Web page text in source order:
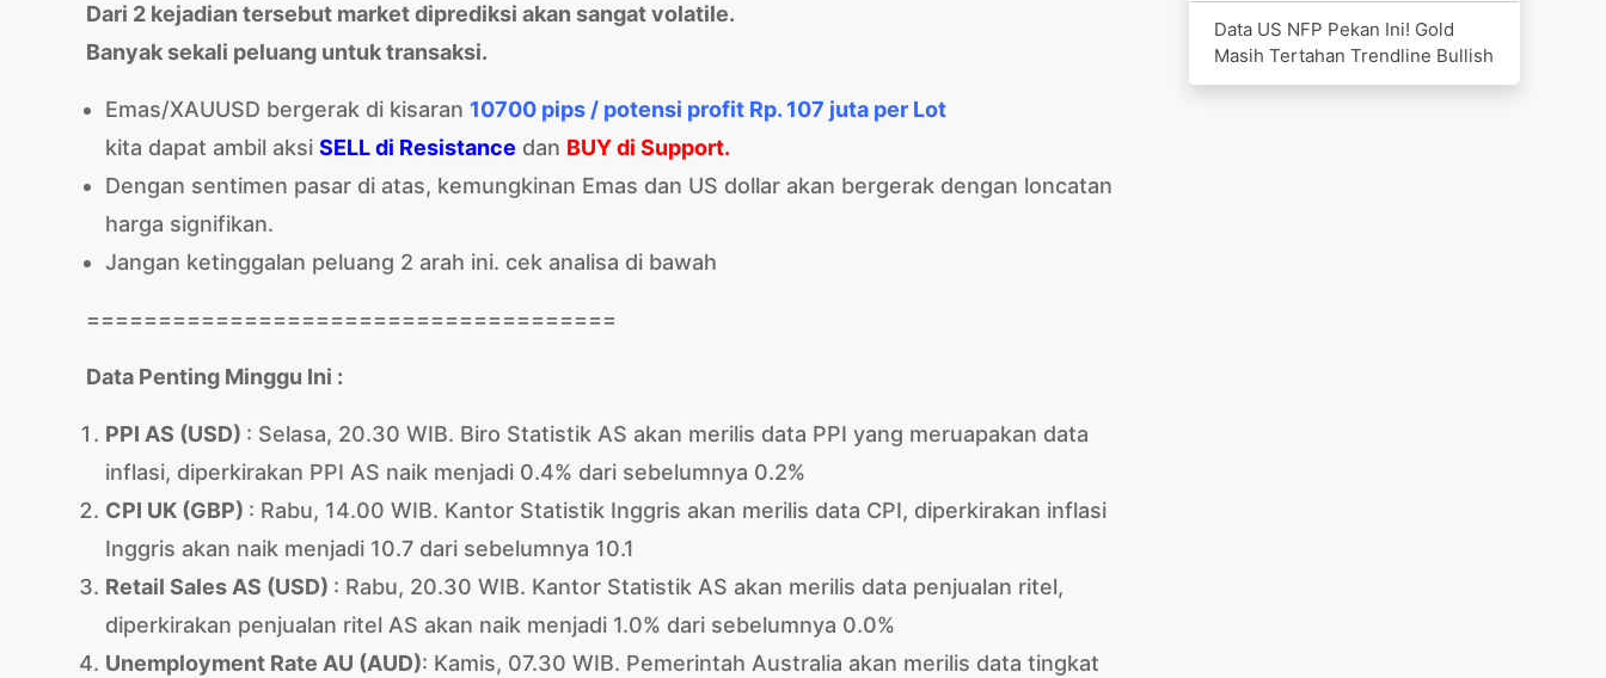
Dari 2 kejadian tersebut market diprediksi akan sangat volatile.
Banyak sekali peluang untuk transaksi.
Emas/XAUUSD bergerak di kisaran 10700 pips / potensi profit Rp. 107 juta per Lot
kita dapat ambil aksi SELL di Resistance dan BUY di Support.
Dengan sentimen pasar di atas, kemungkinan Emas dan US dollar akan bergerak dengan loncatan
harga signifikan.
Jangan ketinggalan peluang 2 arah ini. cek analisa di bawah
=====================================
Data Penting Minggu Ini :
PPI AS (USD) : Selasa, 20.30 WIB. Biro Statistik AS akan merilis data PPI yang meruapakan data
inflasi, diperkirakan PPI AS naik menjadi 0.4% dari sebelumnya 0.2%
CPI UK (GBP) : Rabu, 14.00 WIB. Kantor Statistik Inggris akan merilis data CPI, diperkirakan inflasi
Inggris akan naik menjadi 10.7 dari sebelumnya 10.1
Retail Sales AS (USD) : Rabu, 20.30 WIB. Kantor Statistik AS akan merilis data penjualan ritel,
diperkirakan penjualan ritel AS akan naik menjadi 1.0% dari sebelumnya 0.0%
Unemployment Rate AU (AUD): Kamis, 07.30 WIB. Pemerintah Australia akan merilis data tingkat
Data US NFP Pekan Ini! Gold
Masih Tertahan Trendline Bullish